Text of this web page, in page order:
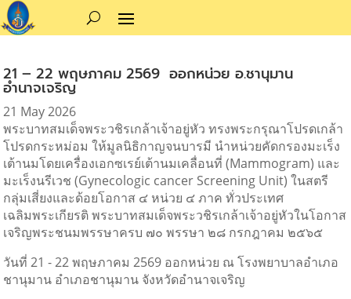
21 – 22 พฤษภาคม 2569 ออกหน่วย อ.ชานุมาน
อำนาจเจริญ
21 May 2026
พระบาทสมเด็จพระวชิรเกล้าเจ้าอยู่หัว ทรงพระกรุณาโปรดเกล้า
โปรดกระหม่อม ให้มูลนิธิกาญจนบารมี นำหน่วยคัดกรองมะเร็ง
เต้านมโดยเครื่องเอกซเรย์เต้านมเคลื่อนที่ (Mammogram) และ
มะเร็งนรีเวช (Gynecologic cancer Screening Unit) ในสตรี
กลุ่มเสี่ยงและด้อยโอกาส ๔ หน่วย ๔ ภาค ทั่วประเทศ
เฉลิมพระเกียรติ พระบาทสมเด็จพระวชิรเกล้าเจ้าอยู่หัวในโอกาส
เจริญพระชนมพรรษาครบ ๗๐ พรรษา ๒๘ กรกฎาคม ๒๕๖๕
วันที่ 21 - 22 พฤษภาคม 2569 ออกหน่วย ณ โรงพยาบาลอำเภอ
ชานุมาน อำเภอชานุมาน จังหวัดอำนาจเจริญ